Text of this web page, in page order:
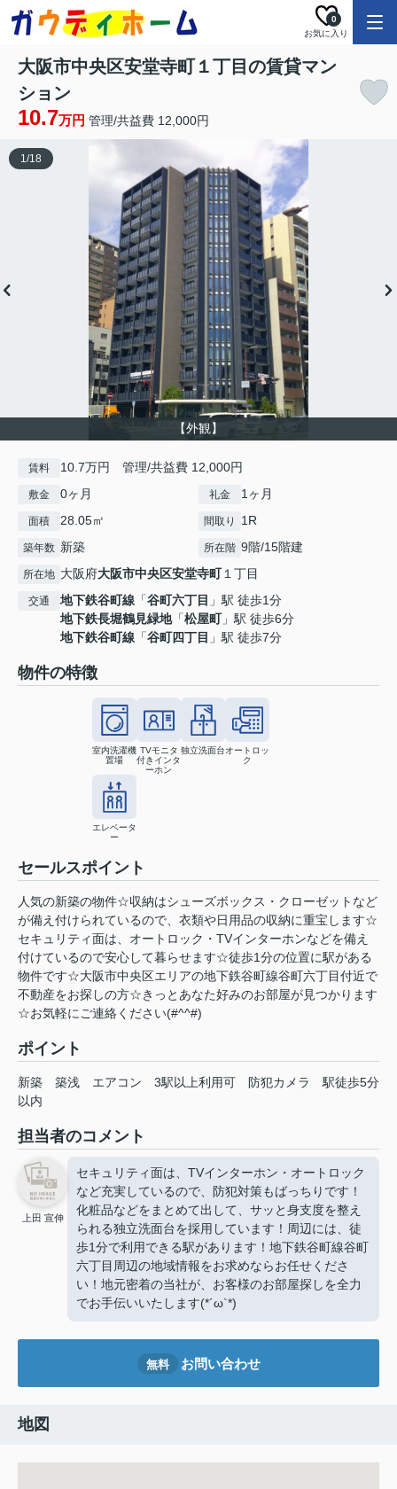
お気に入り
0
大阪市中央区安堂寺町１丁目の賃貸マン
ション
10.7万円 管理/共益費 12,000円
【外観】
1/18
賃料 10.7万円 管理/共益費 12,000円
敷金 0ヶ月 礼金 1ヶ月
面積 28.05㎡ 間取り 1R
築年数 新築 所在階 9階/15階建
所在地 大阪府大阪市中央区安堂寺町１丁目
交通 地下鉄谷町線 「谷町六丁目 」駅 徒歩1分
地下鉄長堀鶴見緑地「松屋町」駅 徒歩6分
地下鉄谷町線 「谷町四丁目 」駅 徒歩7分
物件の特徴
室内洗濯機
置場
TVモニタ
付きインタ
ーホン
独立洗面台オートロッ
ク
エレベータ
ー
セールスポイント
人気の新築の物件☆収納はシューズボックス・クローゼットなど
が備え付けられているので、衣類や日用品の収納に重宝します☆
セキュリティ面は、オートロック・TVインターホンなどを備え
付けているので安心して暮らせます☆徒歩1分の位置に駅がある
物件です☆大阪市中央区エリアの地下鉄谷町線谷町六丁目付近で
不動産をお探しの方☆きっとあなた好みのお部屋が見つかります
☆お気軽にご連絡ください(#^^#)
ポイント
新築 築浅 エアコン 3駅以上利用可 防犯カメラ
駅徒歩5分
以内
担当者のコメント
上田 宣伸
セキュリティ面は、TVインターホン・オートロック
など充実しているので、防犯対策もばっちりです！
化粧品などをまとめて出して、サッと身支度を整え
られる独立洗面台を採用しています！周辺には、徒
歩1分で利用できる駅があります！地下鉄谷町線谷町
六丁目周辺の地域情報をお求めならお任せくださ
い！地元密着の当社が、お客様のお部屋探しを全力
でお手伝いいたします(*´ω`*)
無料 お問い合わせ
地図